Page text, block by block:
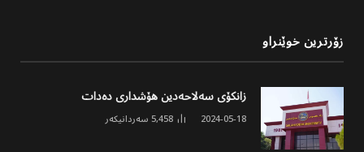
زۆرترین خوێنراو
زانکۆی سەلاحەدین هۆشداری دەدات
2024-05-18
5,458 سەردانیکەر